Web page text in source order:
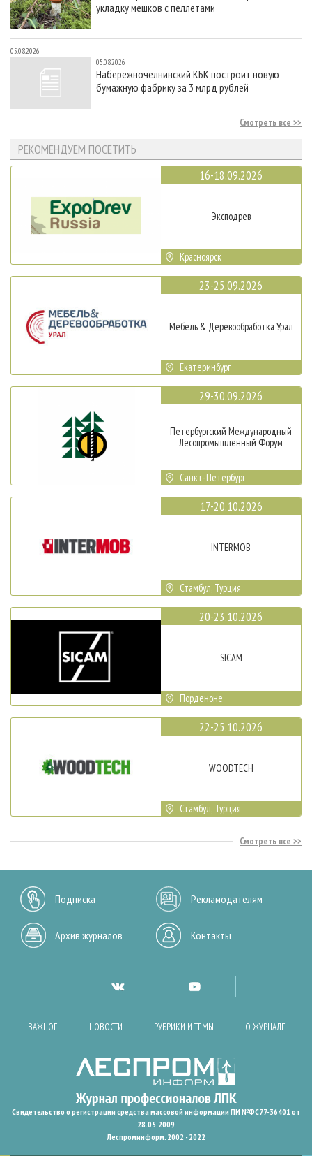
укладку мешков с пеллетами
05.08.2026
05.08.2026
Набережночелнинский КБК построит новую
бумажную фабрику за 3 млрд рублей
Смотреть все
РЕКОМЕНДУЕМ ПОСЕТИТЬ
16-18.09.2026
Эксподрев
Красноярск
23-25.09.2026
Мебель & Деревообработка Урал
Екатеринбург
29-30.09.2026
Петербургский Международный
Лесопромышленный Форум
Санкт-Петербург
17-20.10.2026
INTERMOB
Стамбул, Турция
20-23.10.2026
SICAM
Порденоне
22-25.10.2026
WOODTECH
Стамбул, Турция
Смотреть все
Подписка Рекламодателям
Архив журналов Контакты
ВАЖНОЕ НОВОСТИ РУБРИКИ И ТЕМЫ О ЖУРНАЛЕ
Свидетельство о регистрации средства массовой информации ПИ №ФС77-36401 от
28.05.2009
Леспроминформ. 2002 - 2022